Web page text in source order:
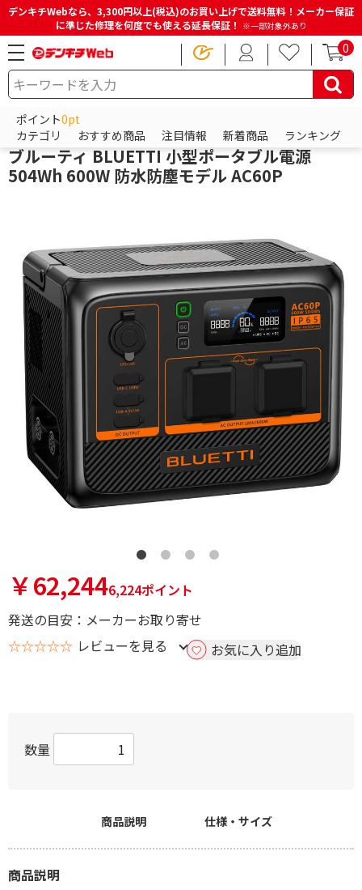
デンキチWebなら、3,300円以上(税込)のお買い上げで送料無料！メーカー保証
に準じた修理を何度でも使える延長保証！ ※一部対象外あり
0
ポイント0pt
カテゴリ
おすすめ商品 注目情報 新着商品 ランキング
HOME 商品一覧ページ 防犯・防災・金庫 防災グッズ
ブルーティ
ブルーティ BLUETTI 小型ポータブル電源
504Wh 600W 防水防塵モデル AC60P
￥62,2446,224ポイント
発送の目安：メーカーお取り寄せ
☆☆☆☆☆ レビューを見る お気に入り追加
数量
商品説明 仕様・サイズ
商品説明